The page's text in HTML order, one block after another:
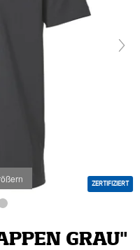
ZERTIFIZIERT
GRAU"